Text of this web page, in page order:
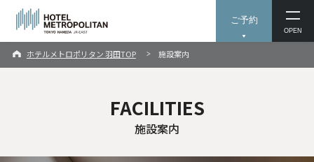
ご予約
OPEN
ホテルメトロポリタン 羽田TOP 施設案内
FACILITIES
施設案内